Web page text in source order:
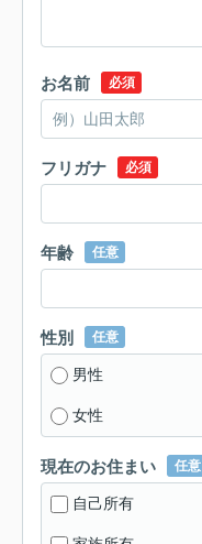
お名前 必須
フリガナ 必須
年齢 任意
性別 任意
男性
女性
現在のお住まい 任意
自己所有